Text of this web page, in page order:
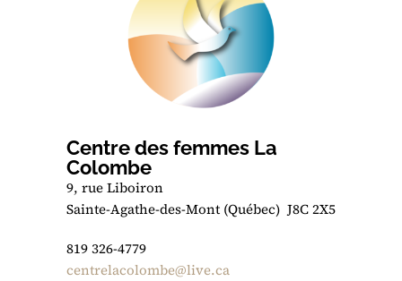
Centre des femmes La
Colombe
9, rue Liboiron
Sainte-Agathe-des-Mont (Québec) J8C 2X5
819 326-4779
centrelacolombe@live.ca